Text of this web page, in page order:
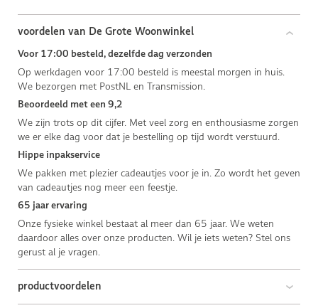
voordelen van De Grote Woonwinkel
Voor 17:00 besteld, dezelfde dag verzonden
Op werkdagen voor 17:00 besteld is meestal morgen in huis.
We bezorgen met PostNL en Transmission.
Beoordeeld met een 9,2
We zijn trots op dit cijfer. Met veel zorg en enthousiasme zorgen
we er elke dag voor dat je bestelling op tijd wordt verstuurd.
Hippe inpakservice
We pakken met plezier cadeautjes voor je in. Zo wordt het geven
van cadeautjes nog meer een feestje.
65 jaar ervaring
Onze fysieke winkel bestaat al meer dan 65 jaar. We weten
daardoor alles over onze producten. Wil je iets weten? Stel ons
gerust al je vragen.
productvoordelen